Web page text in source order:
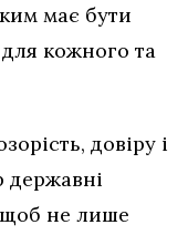
має бути
кожного та
довіру і
державні
щоб не лише